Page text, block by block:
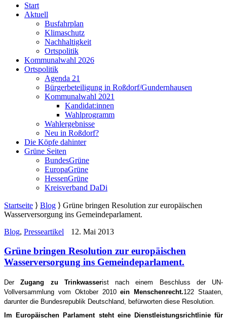
Start
Aktuell
Busfahrplan
Klimaschutz
Nachhaltigkeit
Ortspolitik
Kommunalwahl 2026
Ortspolitik
Agenda 21
Bürgerbeteiligung in Roßdorf/Gundernhausen
Kommunalwahl 2021
Kandidat:innen
Wahlprogramm
Wahlergebnisse
Neu in Roßdorf?
Die Köpfe dahinter
Grüne Seiten
BundesGrüne
EuropaGrüne
HessenGrüne
Kreisverband DaDi
Startseite ⟩ Blog ⟩ Grüne bringen Resolution zur europäischen
Wasserversorgung ins Gemeindeparlament.
Blog, Presseartikel 12. Mai 2013
Grüne bringen Resolution zur europäischen
Wasserversorgung ins Gemeindeparlament.
DerZugang zu Trinkwasserist nach einem Beschluss der UN-
Vollversammlung vom Oktober 2010ein Menschenrecht.122 Staaten,
darunter die Bundesrepublik Deutschland, befürworten diese Resolution.
Im Europäischen Parlament steht eine Dienstleistungsrichtlinie für